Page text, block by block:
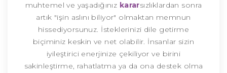
muhtemel ve yaşadığınız kararsızlıklardan sonra
artık "işin aslını biliyor" olmaktan memnun
hissediyorsunuz. İsteklerinizi dile getirme
biçiminiz keskin ve net olabilir. İnsanlar sizin
iyileştirici enerjinize çekiliyor ve birini
sakinleştirme, rahatlatma ya da ona destek olma